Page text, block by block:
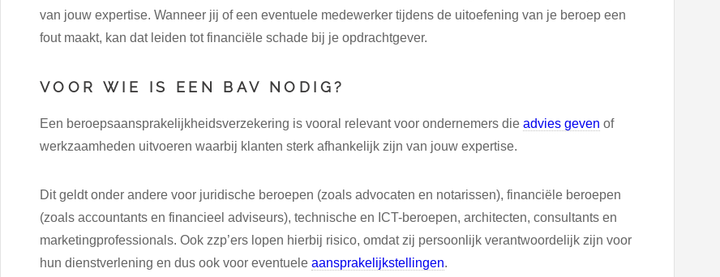
van jouw expertise. Wanneer jij of een eventuele medewerker tijdens de uitoefening van je beroep een
fout maakt, kan dat leiden tot financiële schade bij je opdrachtgever.
VOOR WIE IS EEN BAV NODIG?
Een beroepsaansprakelijkheidsverzekering is vooral relevant voor ondernemers die advies geven of
werkzaamheden uitvoeren waarbij klanten sterk afhankelijk zijn van jouw expertise.
Dit geldt onder andere voor juridische beroepen (zoals advocaten en notarissen), financiële beroepen
(zoals accountants en financieel adviseurs), technische en ICT-beroepen, architecten, consultants en
marketingprofessionals. Ook zzp’ers lopen hierbij risico, omdat zij persoonlijk verantwoordelijk zijn voor
hun dienstverlening en dus ook voor eventuele aansprakelijkstellingen.